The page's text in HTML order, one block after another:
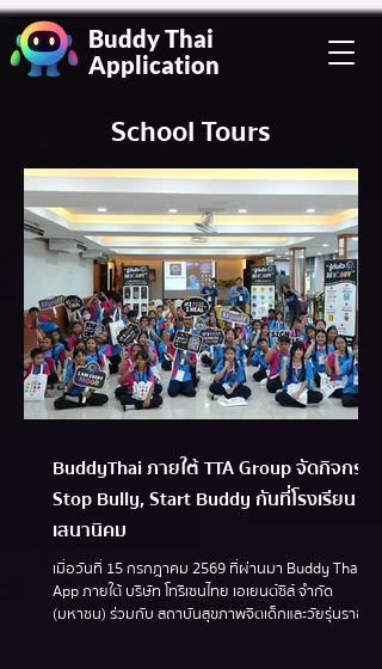
Buddy Thai
Application
School Tours
BuddyThai ภายใต้ TTA Group จัดกิจกรรม
Stop Bully, Start Buddy กันที่โรงเรียน
เสนานิคม
เมื่อวันที่ 15 กรกฎาคม 2569 ที่ผ่านมา Buddy Thai
App ภายใต้ บริษัท โทรีเซนไทย เอเยนต์ซีส์ จำกัด
(มหาชน) ร่วมกับ สถาบันสุขภาพจิตเด็กและวัยรุ่นราช